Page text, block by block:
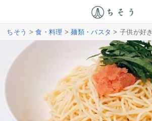
ちそう >食・料理 >麺類・パスタ > 子供が好